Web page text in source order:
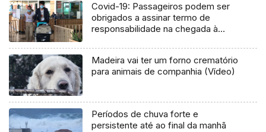
Covid-19: Passageiros podem ser
obrigados a assinar termo de
responsabilidade na chegada à
Madeira vai ter um forno crematório
para animais de companhia (Vídeo)
Períodos de chuva forte e
persistente até ao final da manhã